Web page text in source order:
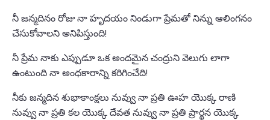
నీ జన్మదినం రోజు నా హృదయం నిండుగా ప్రేమతో నిన్ను ఆలింగనం
చేసుకోవాలని అనిపిస్తుంది!
నీ ప్రేమ నాకు ఎప్పుడూ ఒక అందమైన చంద్రుని వెలుగు లాగా
ఉంటుంది నా అంధకారాన్ని కరిగించేది!
నీకు జన్మదిన శుభాకాంక్షలు నువ్వు నా ప్రతి ఊహ యొక్క రాణి
నువ్వు నా ప్రతి కల యొక్క దేవత నువ్వు నా ప్రతి ప్రార్థన యొక్క